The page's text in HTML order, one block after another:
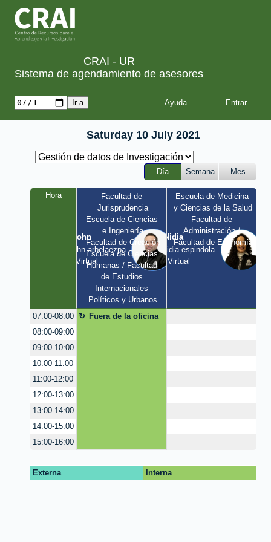
CRAI - UR
Sistema de agendamiento de asesores
Ayuda
Saturday 10 July 2021
Día Semana Mes
Hora
John
john.arbelaezpa
/ Virtual
Facultad de
Jurisprudencia
Escuela de Ciencias
e Ingeniería
Facultad de Creación
Escuela de Ciencias
Humanas / Facultad
de Estudios
Internacionales
Políticos y Urbanos
Nidia
nidia.espindola
/ Virtual
Escuela de Medicina
y Ciencias de la Salud
Facultad de
Administración /
Facultad de Economía
07:00-08:00
Fuera de la oficina
08:00-09:00
09:00-10:00
10:00-11:00
11:00-12:00
12:00-13:00
13:00-14:00
14:00-15:00
15:00-16:00
Externa Interna